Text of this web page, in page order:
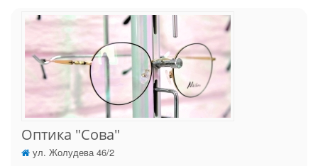
Оптика "Сова"
ул. Жолудева 46/2